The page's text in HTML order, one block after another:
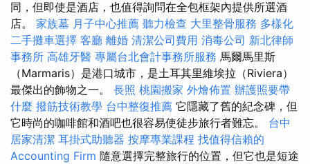
同，但即使是酒店，也值得詢問在全包框架內提供所選酒
店。 家族墓 月子中心推薦 聽力檢查 大里整骨服務 多樣化
二手攤車選擇 客廳 離婚 清潔公司費用 消毒公司 新北律師
事務所 高雄牙醫 專屬台北會計事務所服務 馬爾馬里斯
（Marmaris）是港口城市，是土耳其里維埃拉（Riviera）
最傑出的飾物之一。 長照 桃園搬家 外燴佈置 辦護照要帶
什麼 撥筋技術教學 台中整復推薦 它隱藏了舊的紀念碑，但
它時尚的咖啡館和酒吧也很容易使徒步旅行者難忘。 台中
居家清潔 耳掛式助聽器 按摩專業課程 找值得信賴的
Accounting Firm 隨意選擇完整旅行的位置，但它也是短途